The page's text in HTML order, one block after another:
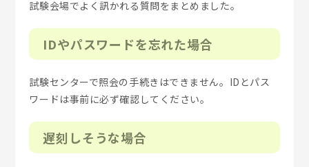
試験会場でよく訊かれる質問をまとめました。
IDやパスワードを忘れた場合
試験センターで照会の手続きはできません。IDとパス
ワードは事前に必ず確認してください。
遅刻しそうな場合